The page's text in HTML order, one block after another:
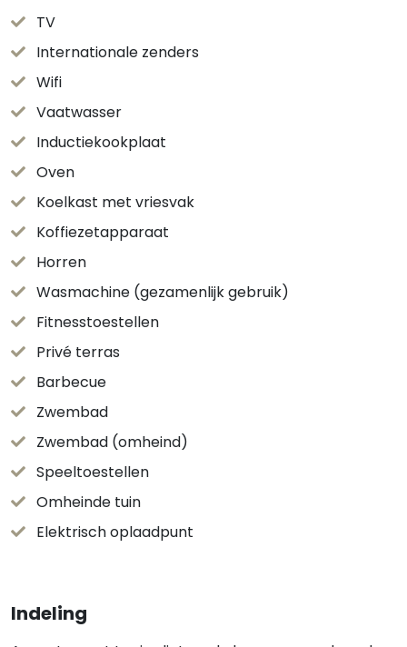
TV
Internationale zenders
Wifi
Vaatwasser
Inductiekookplaat
Oven
Koelkast met vriesvak
Koffiezetapparaat
Horren
Wasmachine (gezamenlijk gebruik)
Fitnesstoestellen
Privé terras
Barbecue
Zwembad
Zwembad (omheind)
Speeltoestellen
Omheinde tuin
Elektrisch oplaadpunt
Indeling